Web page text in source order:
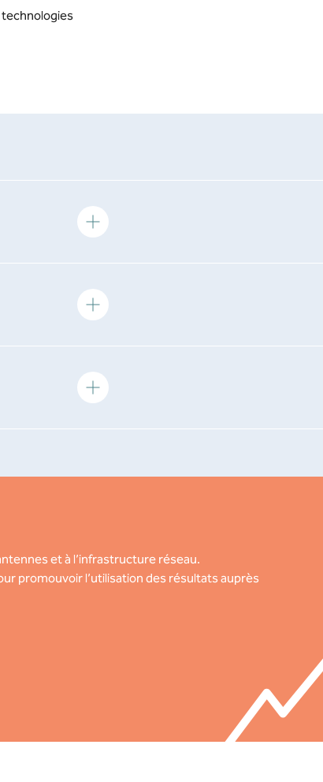
technologies
et à l’infrastructure réseau.
promouvoir l’utilisation des résultats auprès